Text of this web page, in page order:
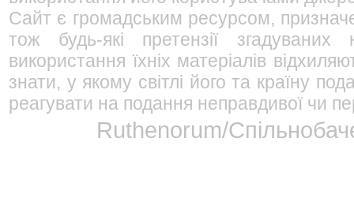
Сайт є громадським ресурсом,
тож будь-які претензії
використання їхніх матеріалів
знати, у якому світлі його та країну
реагувати на подання неправдивої чи
Ruthenorum/